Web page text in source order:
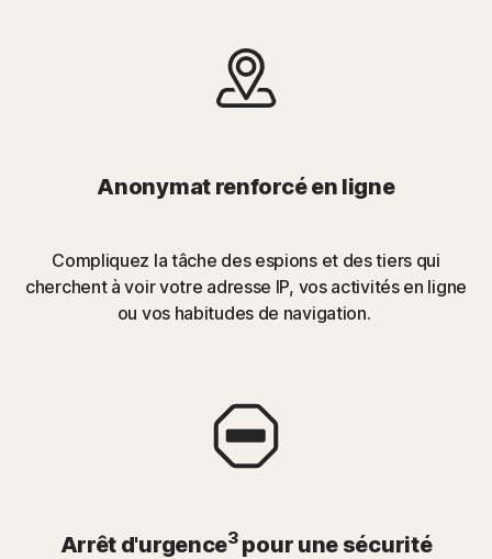
Anonymat renforcé en ligne
Compliquez la tâche des espions et des tiers qui
cherchent à voir votre adresse IP, vos activités en ligne
ou vos habitudes de navigation.
Arrêt d'urgence3pour une sécurité